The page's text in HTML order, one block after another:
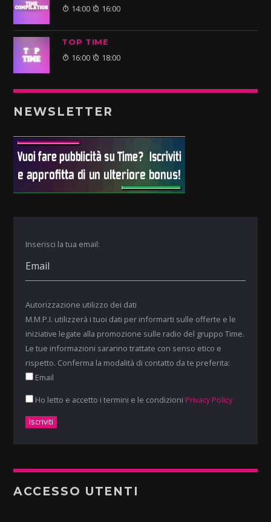
14:00 16:00
TOP TIME
16:00 18:00
NEWSLETTER
Inserisci la tua email:
Autorizzazione utilizzo dei dati
M.M.P.I. utilizzerà i tuoi dati per informarti sulle offerte e le
iniziative legate alla promozione sulle radio del gruppo Time.
Le tue informazioni saranno trattate con senso etico e
rispetto. Conferma la modalità di contatto da te preferita:
Email
Ho letto e accetto i termini e le condizioni Privacy Policy
ACCESSO UTENTI